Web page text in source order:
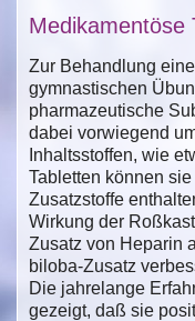
Medikamentöse
Zur Behandlung
gymnastischen
pharmazeutische
dabei vorwiegend
Inhaltsstoffen, wie
Tabletten können
Zusatzstoffe
Wirkung der
Zusatz von Heparin
biloba-Zusatz
Die jahrelange
gezeigt, daß sie